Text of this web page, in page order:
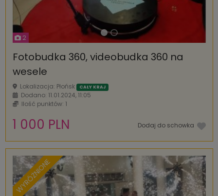
2
Fotobudka 360, videobudka 360 na
wesele
Lokalizacja: Płońsk CAŁY KRAJ
Dodano: 11.01.2024, 11:05
Ilość punktów: 1
1 000 PLN Dodaj do schowka
WYRÓŻNIONE